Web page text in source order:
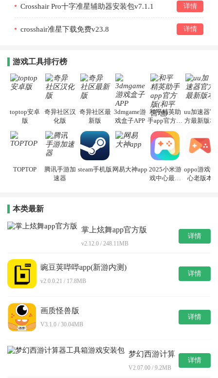
Crosshair Pro十字准星辅助器安装包v7.1.1 详情
crosshair准星下载免费v23.8 详情
游戏工具排行榜
toptop安卓
版
奇异社区汉
化版
奇异社区最
新版
3dmgame游
戏盒子APP
和平精英助
手app官方版
uu加速器官
方最新版本
TOPTOP
腾讯手游加
速器
steam手机版 网易大神app 2025小米游
戏中心最新
oppo游戏中
心老版本
本类最新
掌上炫舞app官方版
v2.12.0 / 248.11MB
详情
豌豆荚哔哔app(新游内测)
v2.0.0.21 / 17.8MB
详情
画质怪兽版
V3.1.0 / 30.04MB
详情
梦幻西游计算
安装包
V2.07.00 / 9.2MB
详情